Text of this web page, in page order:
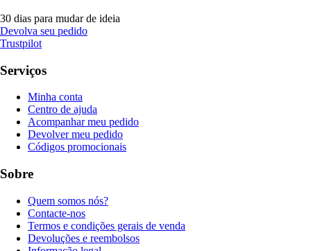
30 dias para mudar de ideia
Devolva seu pedido
Trustpilot
Serviços
Minha conta
Centro de ajuda
Acompanhar meu pedido
Devolver meu pedido
Códigos promocionais
Sobre
Quem somos nós?
Contacte-nos
Termos e condições gerais de venda
Devoluções e reembolsos